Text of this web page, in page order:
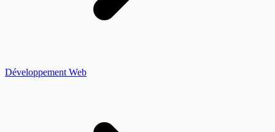
Développement Web